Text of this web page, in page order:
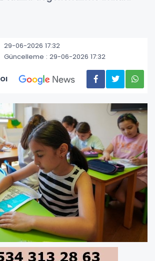
29-06-2026 17:32
Güncelleme : 29-06-2026 17:32